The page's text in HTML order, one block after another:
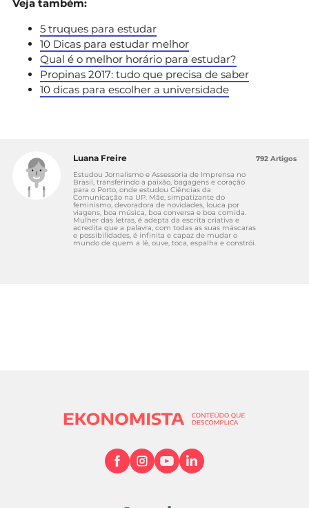
Veja também:
5 truques para estudar
10 Dicas para estudar melhor
Qual é o melhor horário para estudar?
Propinas 2017: tudo que precisa de saber
10 dicas para escolher a universidade
Luana Freire
Estudou Jornalismo e Assessoria de Imprensa no
Brasil, transferindo a paixão, bagagens e coração
para o Porto, onde estudou Ciências da
Comunicação na UP. Mãe, simpatizante do
feminismo, devoradora de novidades, louca por
viagens, boa música, boa conversa e boa comida.
Mulher das letras, é adepta da escrita criativa e
acredita que a palavra, com todas as suas máscaras
e possibilidades, é infinita e capaz de mudar o
mundo de quem a lê, ouve, toca, espalha e constrói.
792 Artigos